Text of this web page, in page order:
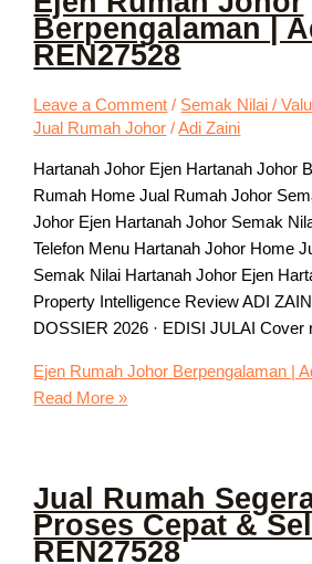
Berpengalaman |
REN27528
Leave a Comment / Semak Nilai /
Jual Rumah Johor /Adi Zaini
Hartanah Johor Ejen Hartanah Johor
Rumah Home Jual Rumah Johor
Johor Ejen Hartanah Johor Semak
Telefon Menu Hartanah Johor Home
Semak Nilai Hartanah Johor Ejen
Property Intelligence Review ADI
DOSSIER 2026 · EDISI JULAI Cover
Ejen Rumah Johor Berpengalaman |
Read More »
Jual Rumah
Proses Cepat &
REN27528